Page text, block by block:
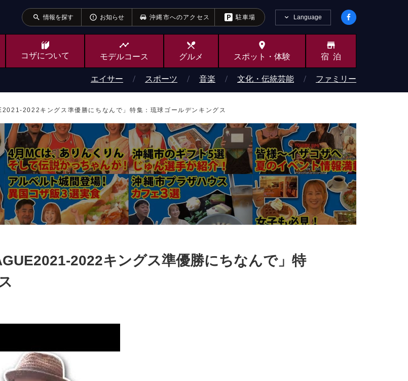
search 情報を探す error_outline お知らせ 沖縄市へのアクセス 駐車場 Language
コザについて
timeline
モデルコース
local_dining
グルメ
place
スポット・ 体験
store
宿泊
エイサー スポーツ 音楽 文化・伝統芸能 ファミリー
2022キングス準優勝にちなんで」特集：琉球ゴールデンキングス
2022キングス準優勝にちなんで」特